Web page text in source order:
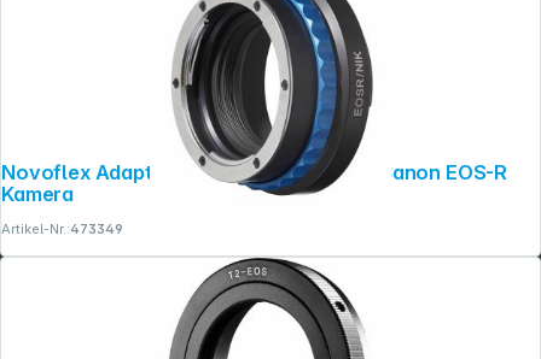
Novoflex Adapter Nikon F Objektive an Canon EOS-R
Kamera
Artikel-Nr.:473349